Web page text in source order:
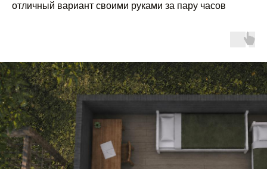
отличный вариант своими руками за пару часов